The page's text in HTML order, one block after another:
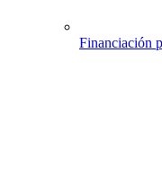
Financiación